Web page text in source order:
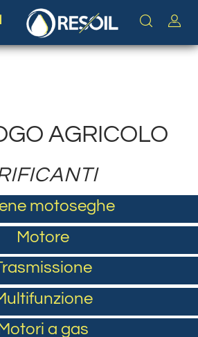
AGRICOLO
motoseghe
Motore
a gas